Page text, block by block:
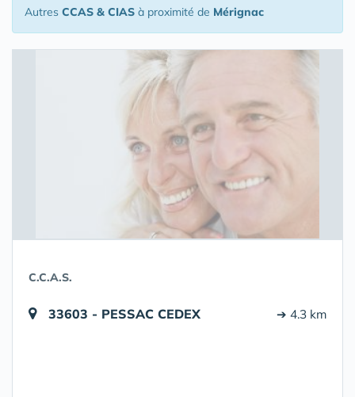
Autres CCAS & CIAS à proximité de Mérignac
C.C.A.S.
33603 - PESSAC CEDEX ➔ 4.3 km